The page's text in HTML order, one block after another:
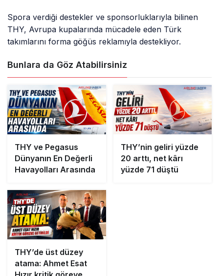
Spora verdiği destekler ve sponsorluklarıyla bilinen
THY, Avrupa kupalarında mücadele eden Türk
takımlarını forma göğüs reklamıyla destekliyor.
Bunlara da Göz Atabilirsiniz
THY ve Pegasus
Dünyanın En Değerli
Havayolları Arasında
THY’nin geliri yüzde
20 arttı, net kârı
yüzde 71 düştü
THY’de üst düzey
atama: Ahmet Esat